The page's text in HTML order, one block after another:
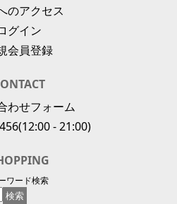
のアクセス
グイン
会員登録
わせフォーム
(12:00 - 21:00)
ワード検索